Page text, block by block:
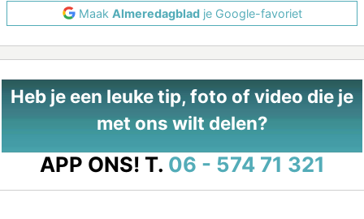
Maak Almeredagbladje Google-favoriet
Heb je een leuke tip, foto of video die je
met ons wilt delen?
APP ONS! T. 06 - 574 71 321